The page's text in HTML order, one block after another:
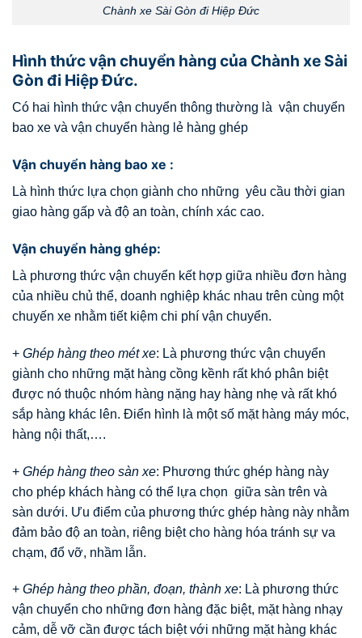
Chành xe Sài Gòn đi Hiệp Đức
Hình thức vận chuyển hàng của Chành xe Sài
Gòn đi Hiệp Đức.
Có hai hình thức vận chuyển thông thường là vận chuyển
bao xe và vận chuyển hàng lẻ hàng ghép
Vận chuyển hàng bao xe :
Là hình thức lựa chọn giành cho những yêu cầu thời gian
giao hàng gấp và độ an toàn, chính xác cao.
Vận chuyển hàng ghép:
Là phương thức vận chuyển kết hợp giữa nhiều đơn hàng
của nhiều chủ thể, doanh nghiệp khác nhau trên cùng một
chuyến xe nhằm tiết kiệm chi phí vận chuyển.
+ Ghép hàng theo mét xe: Là phương thức vận chuyển
giành cho những mặt hàng cồng kềnh rất khó phân biệt
được nó thuộc nhóm hàng nặng hay hàng nhẹ và rất khó
sắp hàng khác lên. Điển hình là một số mặt hàng máy móc,
hàng nội thất,….
+ Ghép hàng theo sàn xe: Phương thức ghép hàng này
cho phép khách hàng có thể lựa chọn giữa sàn trên và
sàn dưới. Ưu điểm của phương thức ghép hàng này nhằm
đảm bảo độ an toàn, riêng biệt cho hàng hóa tránh sự va
chạm, đổ vỡ, nhầm lẫn.
+ Ghép hàng theo phần, đoạn, thành xe: Là phương thức
vận chuyển cho những đơn hàng đặc biệt, mặt hàng nhạy
cảm, dễ vỡ cần được tách biệt với những mặt hàng khác